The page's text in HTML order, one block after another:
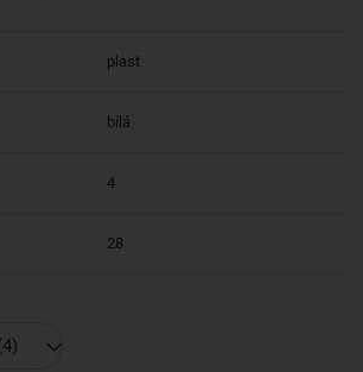
plast
bílá
4
28